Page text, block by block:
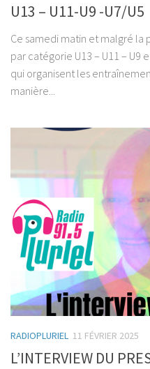
U13 – U11-U9 -U7/U5
Ce samedi matin et malgré la
par catégorie U13 – U11 – U9
qui organisent les
manière...
RADIOPLURIEL 11 FÉVRIER 2025
L’INTERVIEW DU